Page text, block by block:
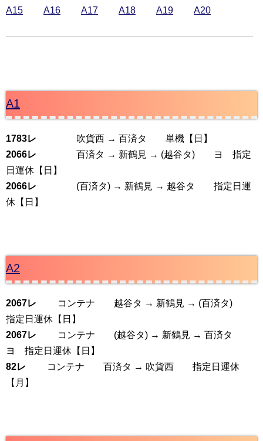
A15
A16 A17 A18 A19 A20
A1
1783レ 吹貨西 → 百済タ 単機【日】
2066レ 百済タ → 新鶴見 → (越谷タ) ヨ 指定
日運休【日】
2066レ (百済タ) → 新鶴見 → 越谷タ 指定日運
休【日】
A2
2067レ コンテナ 越谷タ → 新鶴見 → (百済タ)
指定日運休【日】
2067レ コンテナ (越谷タ) → 新鶴見 → 百済タ
ヨ 指定日運休【日】
82レ コンテナ 百済タ → 吹貨西 指定日運休
【月】